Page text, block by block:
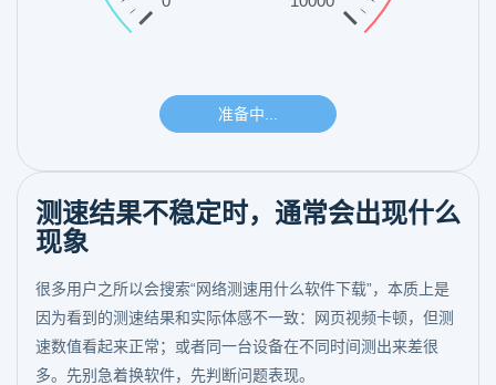
测速结果不稳定时，通常会出现什么
现象
很多用户之所以会搜索“网络测速用什么软件下载”，本质上是
因为看到的测速结果和实际体感不一致：网页视频卡顿，但测
速数值看起来正常；或者同一台设备在不同时间测出来差很
多。先别急着换软件，先判断问题表现。